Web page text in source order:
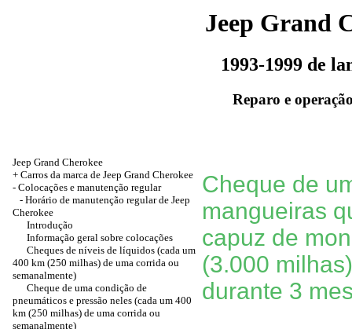
Jeep Grand
1993-1999 de
Reparo e
Jeep Grand Cherokee
+ Carros da marca de Jeep Grand Cherokee
- Colocações e manutenção regular
- Horário de manutenção regular de Jeep
Cherokee
Introdução
Informação geral sobre colocações
Cheques de níveis de líquidos (cada um
400 km (250 milhas) de uma corrida ou
semanalmente)
Cheque de uma condição de
pneumáticos e pressão neles (cada um 400
km (250 milhas) de uma corrida ou
semanalmente)
Cheque de
mangueiras
capuz de
(3.000
durante 3